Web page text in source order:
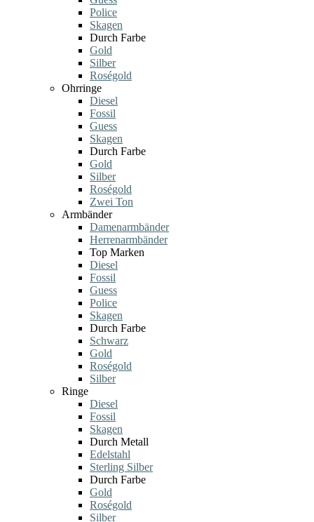
Police
Skagen
Durch Farbe
Gold
Silber
Roségold
Ohrringe
Diesel
Fossil
Guess
Skagen
Durch Farbe
Gold
Silber
Roségold
Zwei Ton
Armbänder
Damenarmbänder
Herrenarmbänder
Top Marken
Diesel
Fossil
Guess
Police
Skagen
Durch Farbe
Schwarz
Gold
Roségold
Silber
Ringe
Diesel
Fossil
Skagen
Durch Metall
Edelstahl
Sterling Silber
Durch Farbe
Gold
Roségold
Silber